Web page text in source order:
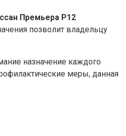
Премьера P12
позволит владельцу
назначение каждого
меры, данная